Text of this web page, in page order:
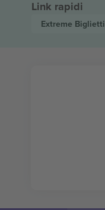
Link rapidi
Extreme Biglietti